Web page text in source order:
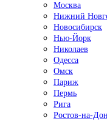
Москва
Нижний
Новосибирск
Нью-Йорк
Николаев
Одесса
Омск
Париж
Пермь
Рига
Ростов-на-